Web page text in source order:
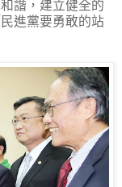
諧，建立健全的
進黨要勇敢的站